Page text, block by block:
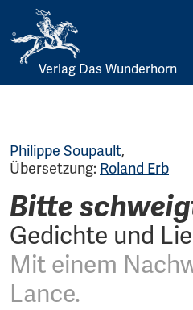
Skip
Verlag Das Wunderhorn
Philippe Soupault,
Übersetzung: Roland Erb
Bitte
Gedichte und
Mit einem
Lance.